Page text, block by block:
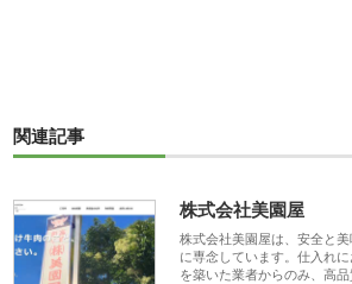
関連記事
株式会社美園屋
株式会社美園屋は、安全と
に専念しています。仕入れ
を築いた業者からのみ、高